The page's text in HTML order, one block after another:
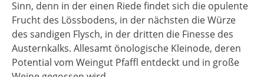
Sinn, denn in der einen Riede findet sich die opulente
Frucht des Lössbodens, in der nächsten die Würze
des sandigen Flysch, in der dritten die Finesse des
Austernkalks. Allesamt önologische Kleinode, deren
Potential vom Weingut Pfaffl entdeckt und in große